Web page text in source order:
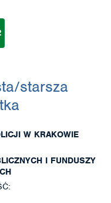
starsza
W KRAKOWIE
I FUNDUSZY